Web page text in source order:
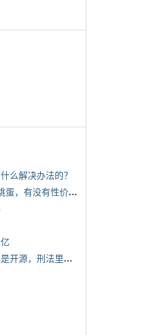
么解决办法的？
*
想请教有经验的蛋友，想给媳妇7夕买个跳蛋，有没有性价比高的推荐
*
有啥搞钱的路子吗，开源节流都行，主要是开源，刑法里的咱不做